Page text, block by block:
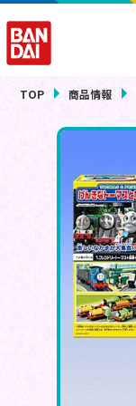
TOP 商品情報